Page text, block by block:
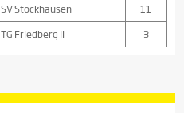
SV Stockhausen
11
TG Friedberg II 3